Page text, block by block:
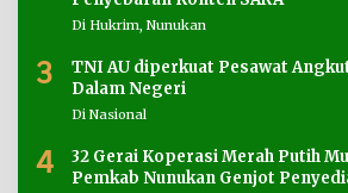
Di Hukrim, Nunukan
3
TNI AU diperkuat Pesawat
Dalam Negeri
Di Nasional
4
32 Gerai Koperasi Merah Putih
Pemkab Nunukan Genjot